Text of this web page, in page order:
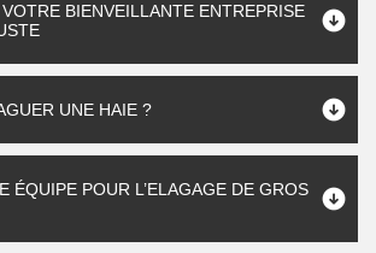
BIENVEILLANTE ENTREPRISE
UNE HAIE ?
ÉQUIPE POUR L’ELAGAGE DE GROS